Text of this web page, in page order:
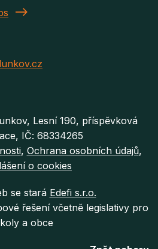
Lesní 190, příspěvková
IČ: 68334265
Ochrana osobních údajů
o cookies
se stará Edefi s.r.o.
řešení včetně legislativy pro
a obce